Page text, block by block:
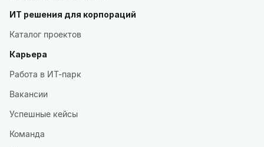
ИТ решения для корпораций
Каталог проектов
Карьера
Работа в ИТ-парк
Вакансии
Успешные кейсы
Команда